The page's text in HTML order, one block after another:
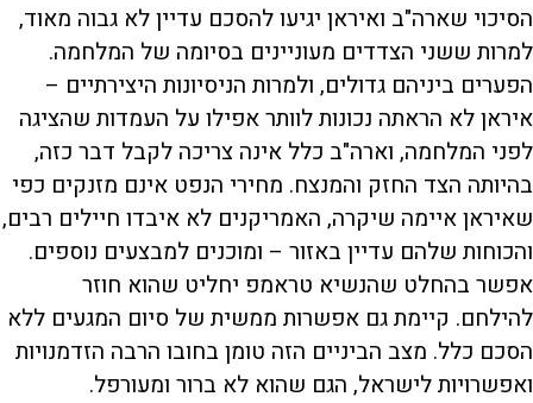
הסיכוי שארה"ב ואיראן יגיעו להסכם עדיין לא גבוה מאוד,
למרות ששני הצדדים מעוניינים בסיומה של המלחמה.
הפערים ביניהם גדולים, ולמרות הניסיונות היצירתיים –
איראן לא הראתה נכונות לוותר אפילו על העמדות שהציגה
לפני המלחמה, וארה"ב כלל אינה צריכה לקבל דבר כזה,
בהיותה הצד החזק והמנצח. מחירי הנפט אינם מזנקים כפי
שאיראן איימה שיקרה, האמריקנים לא איבדו חיילים רבים,
והכוחות שלהם עדיין באזור – ומוכנים למבצעים נוספים.
אפשר בהחלט שהנשיא טראמפ יחליט שהוא חוזר
להילחם. קיימת גם אפשרות ממשית של סיום המגעים ללא
הסכם כלל. מצב הביניים הזה טומן בחובו הרבה הזדמנויות
ואפשרויות לישראל, הגם שהוא לא ברור ומעורפל.